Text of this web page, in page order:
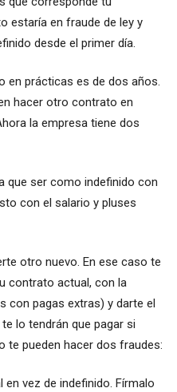
estaría en fraude de ley y
desde el primer día.
en prácticas es de dos años.
hacer otro contrato en
la empresa tiene dos
que ser como indefinido con
con el salario y pluses
otro nuevo. En ese caso te
contrato actual, con la
con pagas extras) y darte el
lo tendrán que pagar si
te pueden hacer dos fraudes:
vez de indefinido. Fírmalo